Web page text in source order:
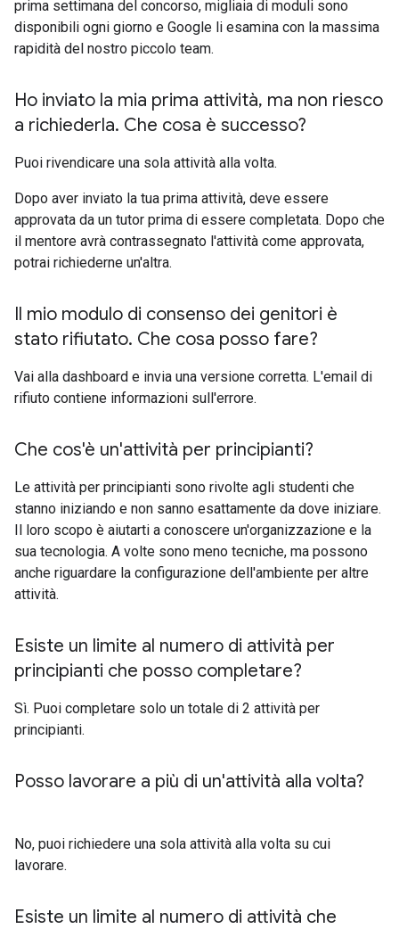
prima settimana del concorso, migliaia di moduli sono
disponibili ogni giorno e Google li esamina con la massima
rapidità del nostro piccolo team.
Ho inviato la mia prima attività, ma non riesco
a richiederla. Che cosa è successo?
Puoi rivendicare una sola attività alla volta.
Dopo aver inviato la tua prima attività, deve essere
approvata da un tutor prima di essere completata. Dopo che
il mentore avrà contrassegnato l'attività come approvata,
potrai richiederne un'altra.
Il mio modulo di consenso dei genitori è
stato rifiutato. Che cosa posso fare?
Vai alla dashboard e invia una versione corretta. L'email di
rifiuto contiene informazioni sull'errore.
Che cos'è un'attività per principianti?
Le attività per principianti sono rivolte agli studenti che
stanno iniziando e non sanno esattamente da dove iniziare.
Il loro scopo è aiutarti a conoscere un'organizzazione e la
sua tecnologia. A volte sono meno tecniche, ma possono
anche riguardare la configurazione dell'ambiente per altre
attività.
Esiste un limite al numero di attività per
principianti che posso completare?
Sì. Puoi completare solo un totale di 2 attività per
principianti.
Posso lavorare a più di un'attività alla volta?
No, puoi richiedere una sola attività alla volta su cui
lavorare.
Esiste un limite al numero di attività che